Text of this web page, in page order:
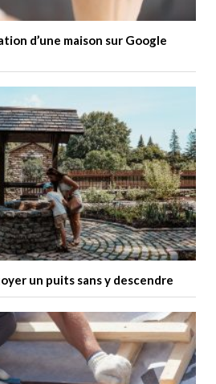
d’une maison sur Google
un puits sans y descendre